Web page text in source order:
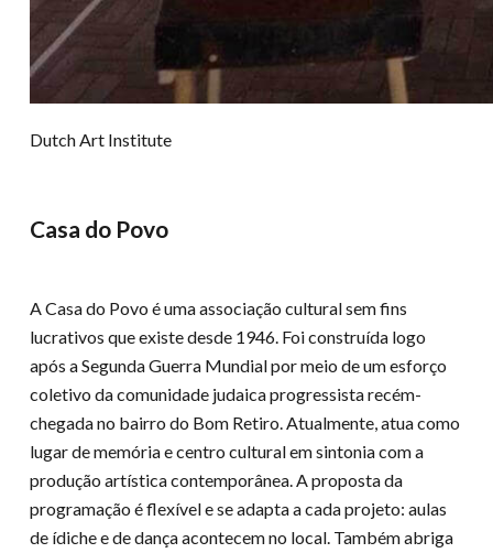
Dutch Art Institute
Casa do Povo
A Casa do Povo é uma associação cultural sem fins
lucrativos que existe desde 1946. Foi construída logo
após a Segunda Guerra Mundial por meio de um esforço
coletivo da comunidade judaica progressista recém-
chegada no bairro do Bom Retiro. Atualmente, atua como
lugar de memória e centro cultural em sintonia com a
produção artística contemporânea. A proposta da
programação é flexível e se adapta a cada projeto: aulas
de ídiche e de dança acontecem no local. Também abriga